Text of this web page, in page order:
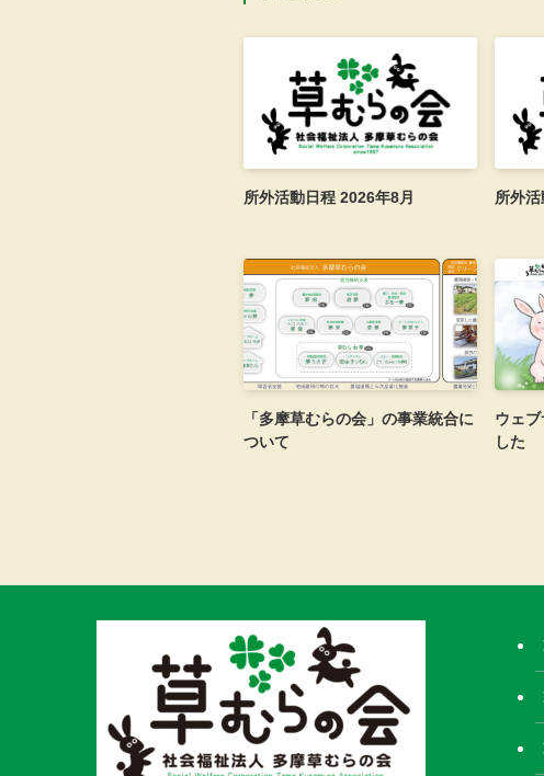
所外活動日程 2026年8月 所外
「多摩草むらの会」の事業統合に
ついて
ウェ
した